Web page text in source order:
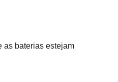
as baterias estejam